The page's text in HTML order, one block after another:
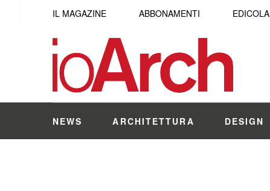
IL MAGAZINE ABBONAMENTI EDICOLA
NEWS ARCHITETTURA DESIGN